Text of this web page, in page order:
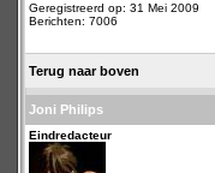
Geregistreerd op: 31 Mei 2009
Berichten: 7006
Terug naar boven
Joni Philips
Eindredacteur